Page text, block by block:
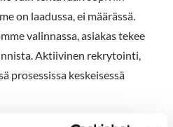
on laadussa, ei määrässä.
valinnassa, asiakas tekee
Aktiivinen rekrytointi,
prosessissa keskeisessä